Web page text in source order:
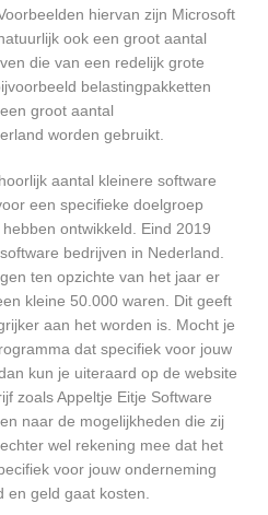
hiervan zijn Microsoft
ook een groot aantal
die van een redelijk grote
belastingpakketten
groot aantal
worden gebruikt.
aantal kleinere software
een specifieke doelgroep
ontwikkeld. Eind 2019
bedrijven in Nederland.
ten opzichte van het jaar er
kleine 50.000 waren. Dit geeft
aan het worden is. Mocht je
dat specifiek voor jouw
kun je uiteraard op de website
zoals Appeltje Eitje Software
naar de mogelijkheden die zij
wel rekening mee dat het
voor jouw onderneming
geld gaat kosten.